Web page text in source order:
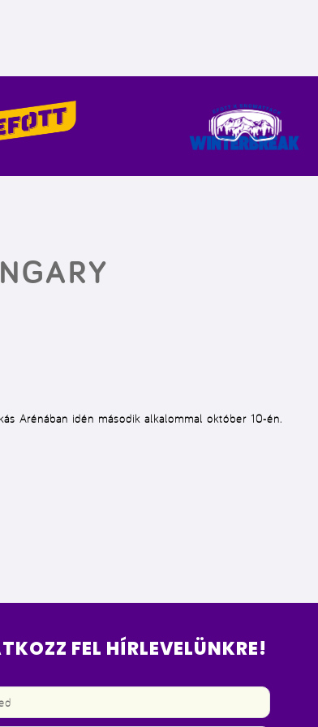
Arénában idén második alkalommal október 10-én.
FEL HÍRLEVELÜNKRE!